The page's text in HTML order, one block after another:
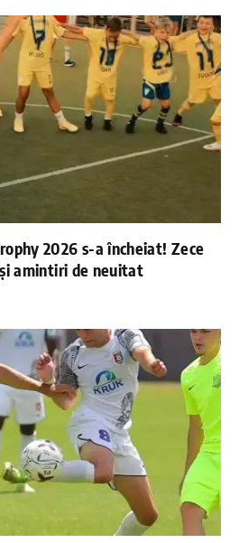
2026 s-a încheiat! Zece
amintiri de neuitat